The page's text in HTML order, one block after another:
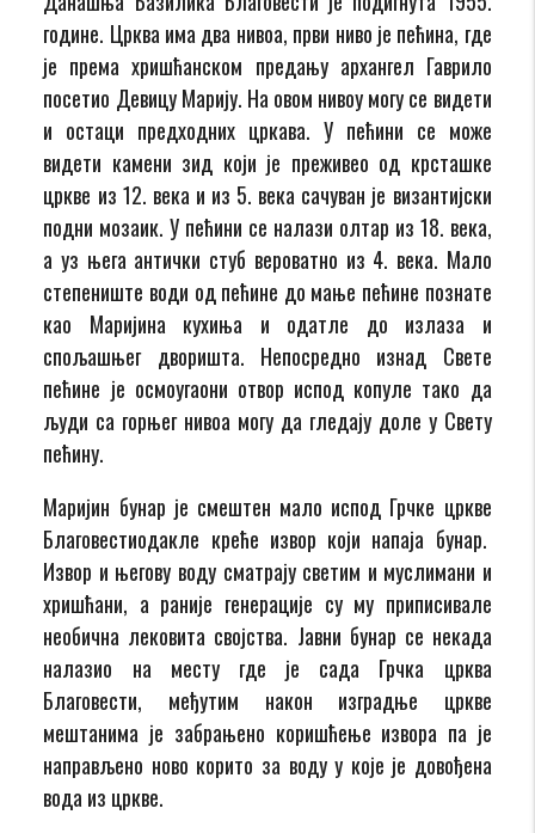
године. Црква има два нивоа, први ниво је пећина, где
је према хришћанском предању архангел Гаврило
посетио Девицу Марију. На овом нивоу могу се видети
и остаци предходних цркава. У пећини се може
видети камени зид који је преживео од крсташке
цркве из 12. века и из 5. века сачуван је византијски
подни мозаик. У пећини се налази олтар из 18. века,
а уз њега антички стуб вероватно из 4. века. Мало
степениште води од пећине до мање пећине познате
као Маријина кухиња и одатле до излаза и
спољашњег дворишта. Непосредно изнад Свете
пећине је осмоугаони отвор испод копуле тако да
људи са горњег нивоа могу да гледају доле у Свету
пећину.
Маријин бунар је смештен мало испод Грчке цркве
Благовестиодакле креће извор који напаја бунар.
Извор и његову воду сматрају светим и муслимани и
хришћани, а раније генерације су му приписивале
необична лековита својства. Јавни бунар се некада
налазио на месту где је сада Грчка црква
Благовести, међутим након изградње цркве
мештанима је забрањено коришћење извора па је
направљено ново корито за воду у које је довођена
вода из цркве.